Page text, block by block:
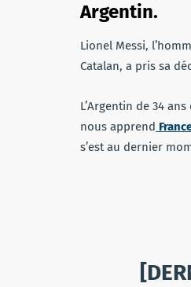
Argentin.
Lionel Messi,
Catalan, a pris sa
L’Argentin de 34
nous apprend
s’est au dernier